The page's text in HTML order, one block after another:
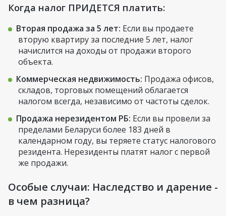
Когда налог ПРИДЕТСЯ платить:
Вторая продажа за 5 лет: Если вы продаете
вторую квартиру за последние 5 лет, налог
начислится на доходы от продажи второго
объекта.
Коммерческая недвижимость: Продажа офисов,
складов, торговых помещений облагается
налогом всегда, независимо от частоты сделок.
Продажа нерезидентом РБ: Если вы провели за
пределами Беларуси более 183 дней в
календарном году, вы теряете статус налогового
резидента. Нерезиденты платят налог с первой
же продажи.
Особые случаи: Наследство и дарение -
в чем разница?